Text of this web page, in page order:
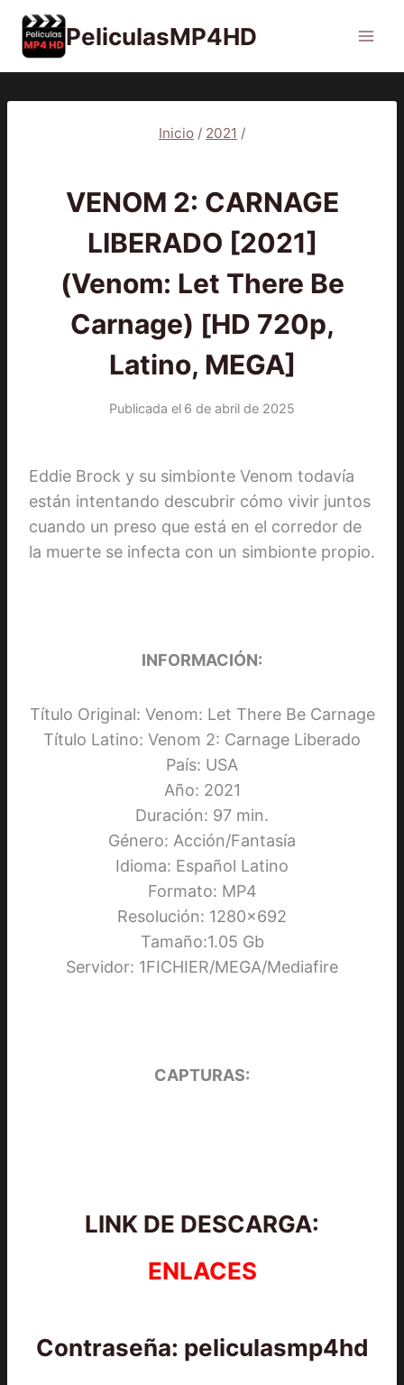
Saltar
contenido
PeliculasMP4HD
Inicio / 2021 /
VENOM 2: CARNAGE
LIBERADO [2021]
(Venom: Let There Be
Carnage) [HD 720p,
Latino, MEGA]
Publicada el 6 de abril de 2025
Eddie Brock y su simbionte Venom todavía
están intentando descubrir cómo vivir juntos
cuando un preso que está en el corredor de
la muerte se infecta con un simbionte propio.
INFORMACIÓN:
Título Original: Venom: Let There Be Carnage
Título Latino: Venom 2: Carnage Liberado
País: USA
Año: 2021
Duración: 97 min.
Género: Acción/Fantasía
Idioma: Español Latino
Formato: MP4
Resolución: 1280×692
Tamaño:1.05 Gb
Servidor: 1FICHIER/MEGA/Mediafire
CAPTURAS:
LINK DE DESCARGA:
ENLACES
Contraseña: peliculasmp4hd